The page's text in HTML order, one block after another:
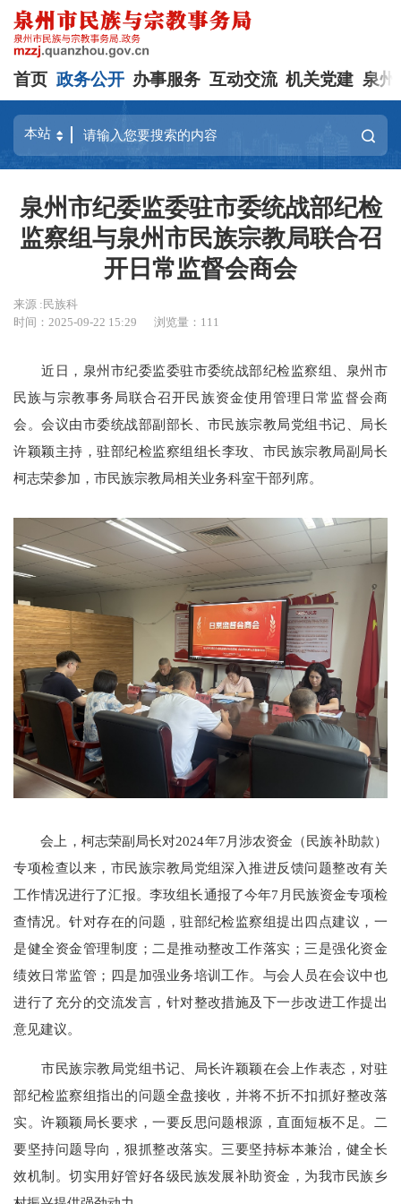
首页 政务公开 办事服务 互动交流 机关党建 泉州
泉州市纪委监委驻市委统战部纪检
监察组与泉州市民族宗教局联合召
开日常监督会商会
来源 :民族科
时间：2025-09-22 15:29
浏览量： 111
近日，泉州市纪委监委驻市委统战部纪检监察组、泉州市
民族与宗教事务局联合召开民族资金使用管理日常监督会商
会。会议由市委统战部副部长、市民族宗教局党组书记、局长
许颖颖主持，驻部纪检监察组组长李玫、市民族宗教局副局长
柯志荣参加，市民族宗教局相关业务科室干部列席。
会上，柯志荣副局长对2024年7月涉农资金（民族补助款）
专项检查以来，市民族宗教局党组深入推进反馈问题整改有关
工作情况进行了汇报。李玫组长通报了今年7月民族资金专项检
查情况。针对存在的问题，驻部纪检监察组提出四点建议，一
是健全资金管理制度；二是推动整改工作落实；三是强化资金
绩效日常监管；四是加强业务培训工作。与会人员在会议中也
进行了充分的交流发言，针对整改措施及下一步改进工作提出
意见建议。
市民族宗教局党组书记、局长许颖颖在会上作表态，对驻
部纪检监察组指出的问题全盘接收，并将不折不扣抓好整改落
实。许颖颖 局长要求，一要反思问题根源，直面短板不足。二
要坚持问题导向，狠抓整改落实。三要坚持标本兼治，健全长
效机制。切实用好管好各级民族发展补助资金，为我市民族乡